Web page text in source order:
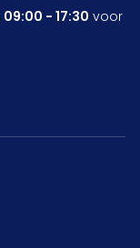
09:00 - 17:30 voor